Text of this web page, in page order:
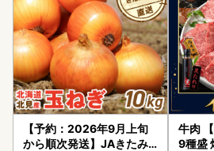
【予約：2026年9月上旬
から順次発送】JAきたみ
牛肉
9種盛